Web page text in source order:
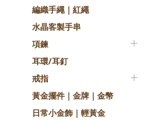
編織手繩｜紅繩
水晶客製手串
項鍊
耳環/耳釘
戒指
黃金擺件｜金牌｜金幣
日常小金飾｜輕黃金